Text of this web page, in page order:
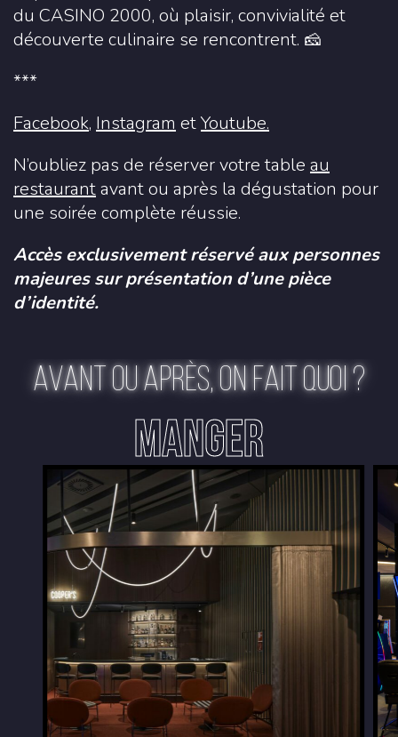
du CASINO 2000, où plaisir, convivialité et
découverte culinaire se rencontrent. 🧀
***
Facebook, InstagrametYoutube.
N’oubliez pas de réserver votre table au
restaurantavant ou après la dégustation pour
une soirée complète réussie.
Accès exclusivement réservé aux personnes
majeures sur présentation d’une pièce
d’identité.
AVANT OU APRÈS, ON FAIT QUOI ?
MANGER